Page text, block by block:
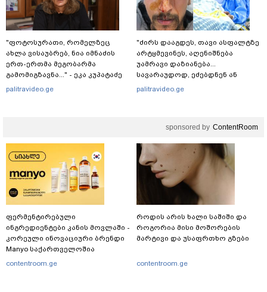
"ფოტოსურათი, რომელზეც
ახლა ვისაუბრებ, ნია იმნაძის
ერთ-ერთმა მეგობარმა
გამომიგზავნა..." - ეკა კუპატაძე
palitravideo.ge
"ძირს დააგდეს, თავი ასფალტზე
არტყმევინეს, აღენიშნება
უამრავი დაზიანება...
სავარაუდოდ, ეძებდნენ ან
დებდნენ ნარკოტიკს" - რას
ფიზიკურად გაუსწორდნენ?
palitravideo.ge
sponsored by ContentRoom
ფერმენტირებული
ინგრედიენტები კანის მოვლაში -
კორეული ინოვაციური ბრენდი
Manyo საქართველოშია
contentroom.ge
როდის არის ხალი საშიში და
როგორია მისი მოშორების
მარტივი და უსაფრთხო გზები
contentroom.ge